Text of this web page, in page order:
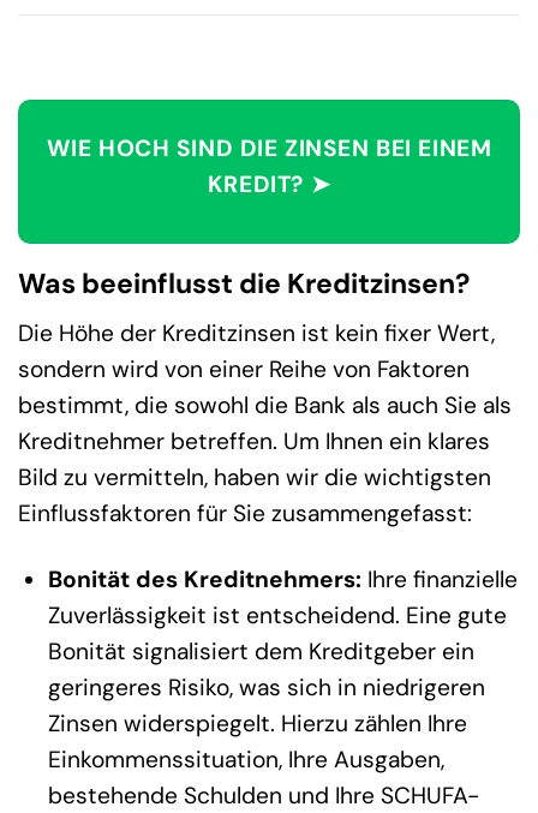
WIE HOCH SIND DIE ZINSEN BEI EINEM
KREDIT? ➤
Was beeinflusst die Kreditzinsen?
Die Höhe der Kreditzinsen ist kein fixer Wert,
sondern wird von einer Reihe von Faktoren
bestimmt, die sowohl die Bank als auch Sie als
Kreditnehmer betreffen. Um Ihnen ein klares
Bild zu vermitteln, haben wir die wichtigsten
Einflussfaktoren für Sie zusammengefasst:
Bonität des Kreditnehmers: Ihre finanzielle
Zuverlässigkeit ist entscheidend. Eine gute
Bonität signalisiert dem Kreditgeber ein
geringeres Risiko, was sich in niedrigeren
Zinsen widerspiegelt. Hierzu zählen Ihre
Einkommenssituation, Ihre Ausgaben,
bestehende Schulden und Ihre SCHUFA-